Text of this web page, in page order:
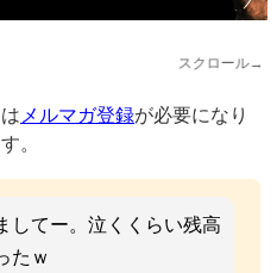
スクロール→
メルマガ登録が必要になり
。
してー。泣くくらい残高
たｗ